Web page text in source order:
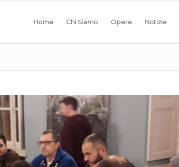
Home Chi Siamo Opere Notizie